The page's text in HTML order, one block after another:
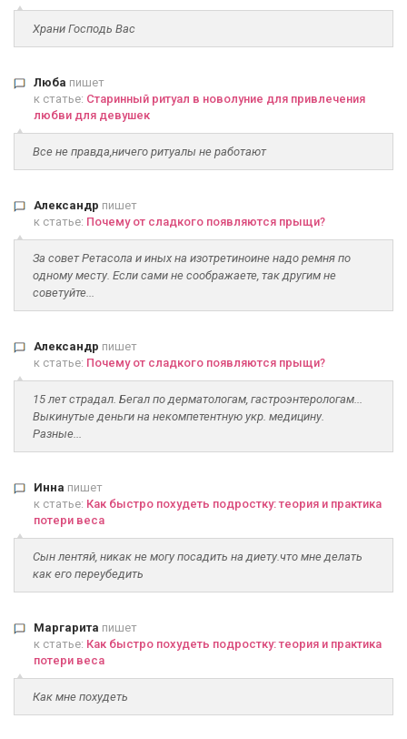
Храни Господь Вас
Люба пишет
к статье: Старинный ритуал в новолуние для привлечения
любви для девушек
Все не правда,ничего ритуалы не работают
Александр пишет
к статье: Почему от сладкого появляются прыщи?
За совет Ретасола и иных на изотретиноине надо ремня по
одному месту. Если сами не соображаете, так другим не
советуйте...
Александр пишет
к статье: Почему от сладкого появляются прыщи?
15 лет страдал. Бегал по дерматологам, гастроэнтерологам...
Выкинутые деньги на некомпетентную укр. медицину.
Разные...
Инна пишет
к статье: Как быстро похудеть подростку: теория и практика
потери веса
Сын лентяй, никак не могу посадить на диету.что мне делать
как его переубедить
Маргарита пишет
к статье: Как быстро похудеть подростку: теория и практика
потери веса
Как мне похудеть